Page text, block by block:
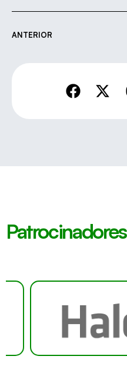
ANTERIOR
Patrocinadores